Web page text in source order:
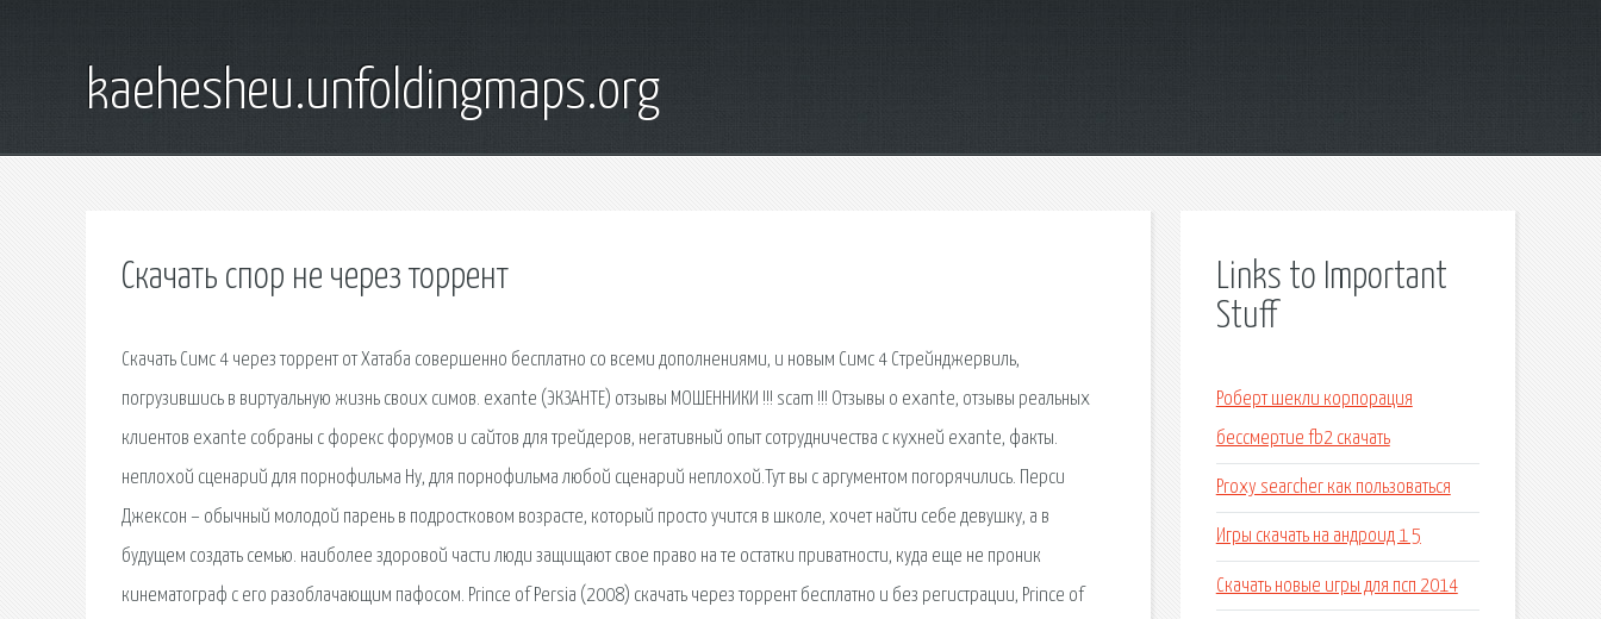
kaehesheu.unfoldingmaps.org
Скачать спор не через торрент
Скачать Симс 4 через торрент от Хатаба совершенно бесплатно со всеми дополнениями, и новым Симс 4 Стрейнджервиль,
погрузившись в виртуальную жизнь своих симов. exante (ЭКЗАНТЕ) отзывы МОШЕННИКИ !!! scam !!! Отзывы о exante, отзывы реальных
клиентов exante собраны с форекс форумов и сайтов для трейдеров, негативный опыт сотрудничества с кухней exante, факты.
неплохой сценарий для порнофильма Ну, для порнофильма любой сценарий неплохой.Тут вы с аргументом погорячились. Перси
Джексон – обычный молодой парень в подростковом возрасте, который просто учится в школе, хочет найти себе девушку, а в
будущем создать семью. наиболее здоровой части люди защищают свое право на те остатки приватности, куда еще не проник
кинематограф с его разоблачающим пафосом. Prince of Persia (2008) скачать через торрент бесплатно и без регистрации, Prince of
Links to Important
Stuff
Роберт шекли корпорация
бессмертие fb2 скачать
Proxy searcher как пользоваться
Игры скачать на андроид 1 5
Скачать новые игры для псп 2014